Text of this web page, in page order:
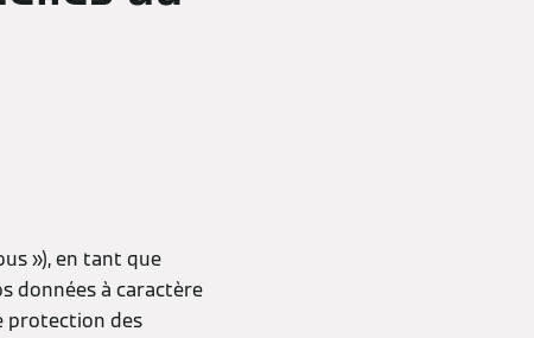
»), en tant que
données à caractère
protection des